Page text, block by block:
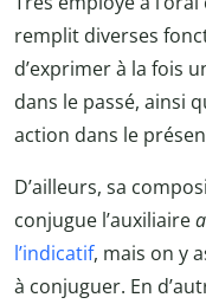
remplit diverses
d’exprimer à la fois
dans le passé, ainsi
action dans le
D’ailleurs, sa
conjugue l’auxiliaire
l’indicatif, mais on y
à conjuguer. En